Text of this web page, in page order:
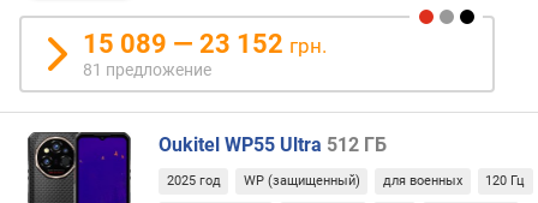
)
(
p
o
i
n
t
s
15 089 — 23 152 грн.
81 предложение
Oukitel WP55 Ultra 512 ГБ
2025 год WP (защищенный) для военных 120 Гц